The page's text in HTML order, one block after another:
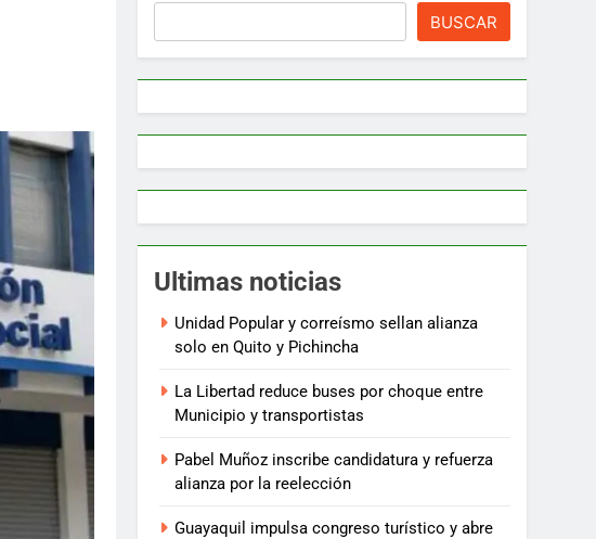
BUSCAR
Ultimas noticias
Unidad Popular y correísmo sellan alianza
solo en Quito y Pichincha
La Libertad reduce buses por choque entre
Municipio y transportistas
Pabel Muñoz inscribe candidatura y refuerza
alianza por la reelección
Guayaquil impulsa congreso turístico y abre